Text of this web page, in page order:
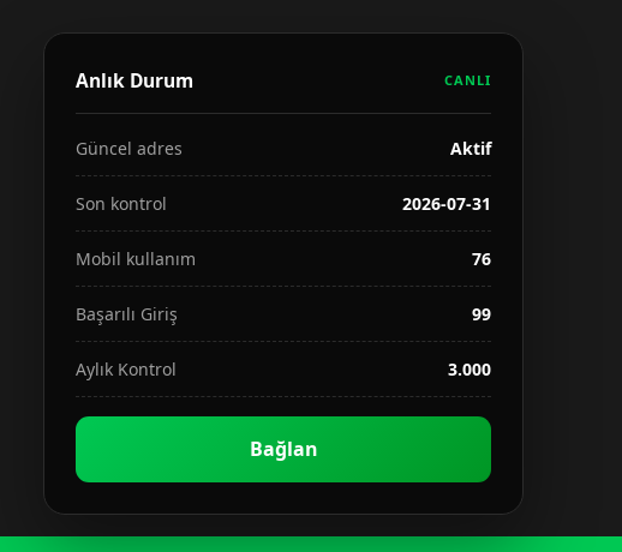
Anlık Durum CANLI
Güncel adres Aktif
Son kontrol 2026-07-31
Mobil kullanım 76
Başarılı Giriş 99
Aylık Kontrol 3.000
Bağlan